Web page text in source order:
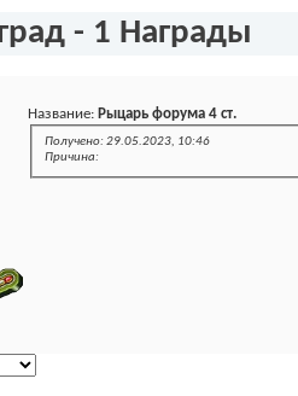
- 1 Награды
Название: Рыцарь форума 4 ст.
Получено: 29.05.2023, 10:46
Причина: